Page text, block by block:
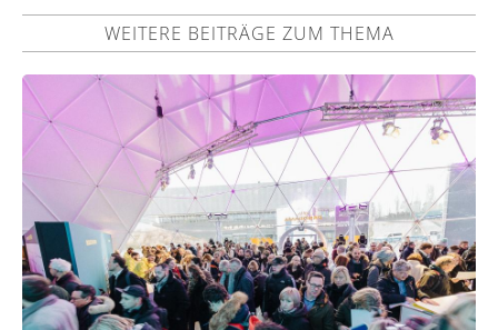
WEITERE BEITRÄGE ZUM THEMA